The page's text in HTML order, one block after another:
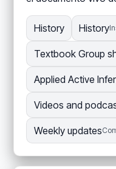
History History
Textbook Group
Applied Active
Videos and
Weekly updates